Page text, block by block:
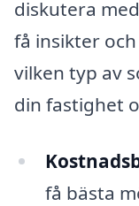
diskutera
få insikter
vilken typ av
din fastighet
få bästa